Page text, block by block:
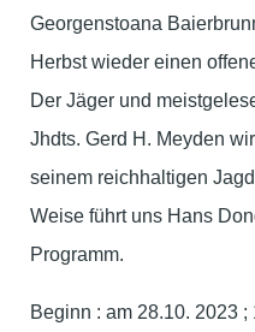
Georgenstoana
Herbst wieder einen
Der Jäger und
Jhdts. Gerd H. Meyden
seinem reichhaltigen
Weise führt uns Hans
Programm.
Beginn : am 28.10. 2023